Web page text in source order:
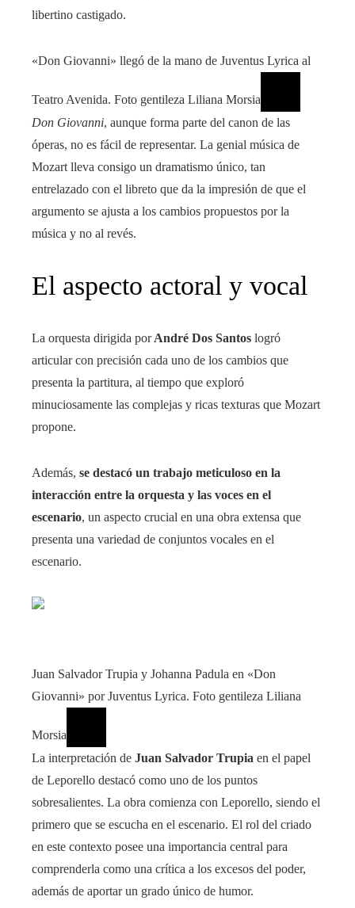
libertino castigado.
«Don Giovanni» llegó de la mano de Juventus Lyrica al
Teatro Avenida. Foto gentileza Liliana Morsia
Don Giovanni, aunque forma parte del canon de las
óperas, no es fácil de representar. La genial música de
Mozart lleva consigo un dramatismo único, tan
entrelazado con el libreto que da la impresión de que el
argumento se ajusta a los cambios propuestos por la
música y no al revés.
El aspecto actoral y vocal
La orquesta dirigida porAndré Dos Santos logró
articular con precisión cada uno de los cambios que
presenta la partitura, al tiempo que exploró
minuciosamente las complejas y ricas texturas que Mozart
propone.
Además, se destacó un trabajo meticuloso en la
interacción entre la orquesta y las voces en el
escenario, un aspecto crucial en una obra extensa que
presenta una variedad de conjuntos vocales en el
escenario.
Juan Salvador Trupia y Johanna Padula en «Don
Giovanni» por Juventus Lyrica. Foto gentileza Liliana
Morsia
La interpretación de Juan Salvador Trupia en el papel
de Leporello destacó como uno de los puntos
sobresalientes. La obra comienza con Leporello, siendo el
primero que se escucha en el escenario. El rol del criado
en este contexto posee una importancia central para
comprenderla como una crítica a los excesos del poder,
además de aportar un grado único de humor.